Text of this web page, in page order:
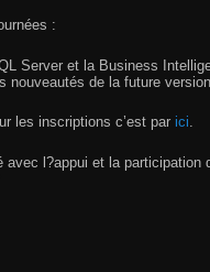
:
Server et la Business
nouveautés de la future
les inscriptions c’est par ici.
avec l?appui et la participation